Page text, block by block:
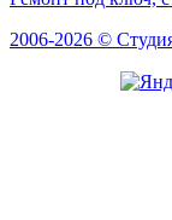
2006-2026 ©